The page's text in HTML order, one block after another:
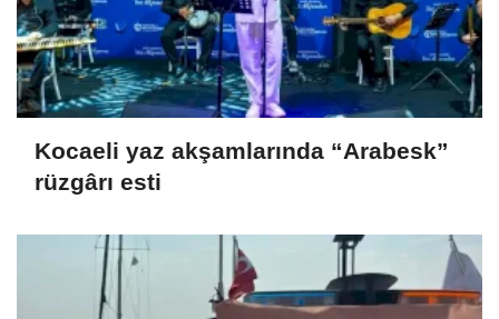
Kocaeli yaz akşamlarında “Arabesk”
rüzgârı esti